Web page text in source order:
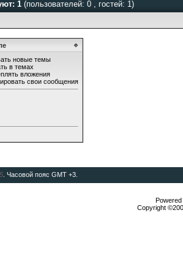
1 (пользователей: 0 , гостей: 1)
новые темы
в темах
вложения
свои сообщения
. Часовой пояс GMT +3.
Copyright